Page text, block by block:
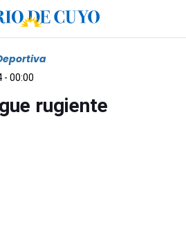
- 00:00
rugiente